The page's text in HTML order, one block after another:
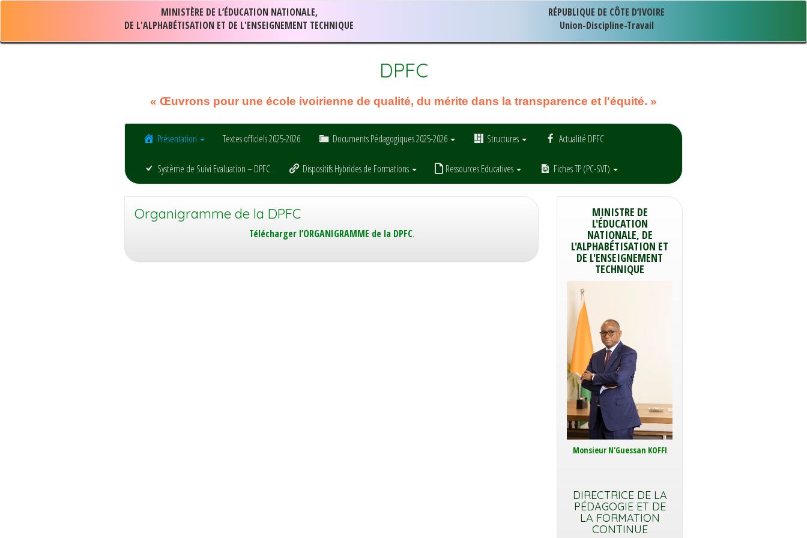
MINISTÈRE DE L’ÉDUCATION NATIONALE,
DE L'ALPHABÉTISATION ET DE L'ENSEIGNEMENT TECHNIQUE
RÉPUBLIQUE DE CÔTE D’IVOIRE
Union-Discipline-Travail
DPFC
« Œuvrons pour une école ivoirienne de qualité, du mérite dans la transparence et l'équité. »
Présentation Textes officiels 2025-2026 Documents Pédagogiques 2025-2026 Structures Actualité DPFC
Système de Suivi Evaluation – DPFC Dispositifs Hybrides de Formations Ressources Educatives Fiches TP (PC-SVT)
Organigramme de la DPFC
Télécharger l’ORGANIGRAMME de la DPFC.
MINISTRE DE
L'ÉDUCATION
NATIONALE, DE
L'ALPHABÉTISATION ET
DE L'ENSEIGNEMENT
TECHNIQUE
Monsieur N'Guessan KOFFI
DIRECTRICE DE LA
PÉDAGOGIE ET DE
LA FORMATION
CONTINUE